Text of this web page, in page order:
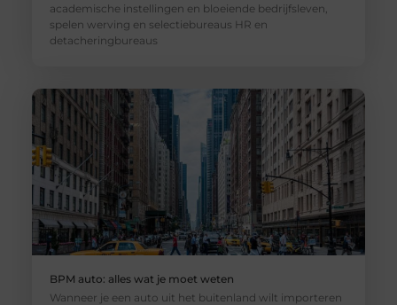
academische instellingen en bloeiende bedrijfsleven,
spelen werving en selectiebureaus HR en
detacheringbureaus
BPM auto: alles wat je moet weten
Wanneer je een auto uit het buitenland wilt importeren